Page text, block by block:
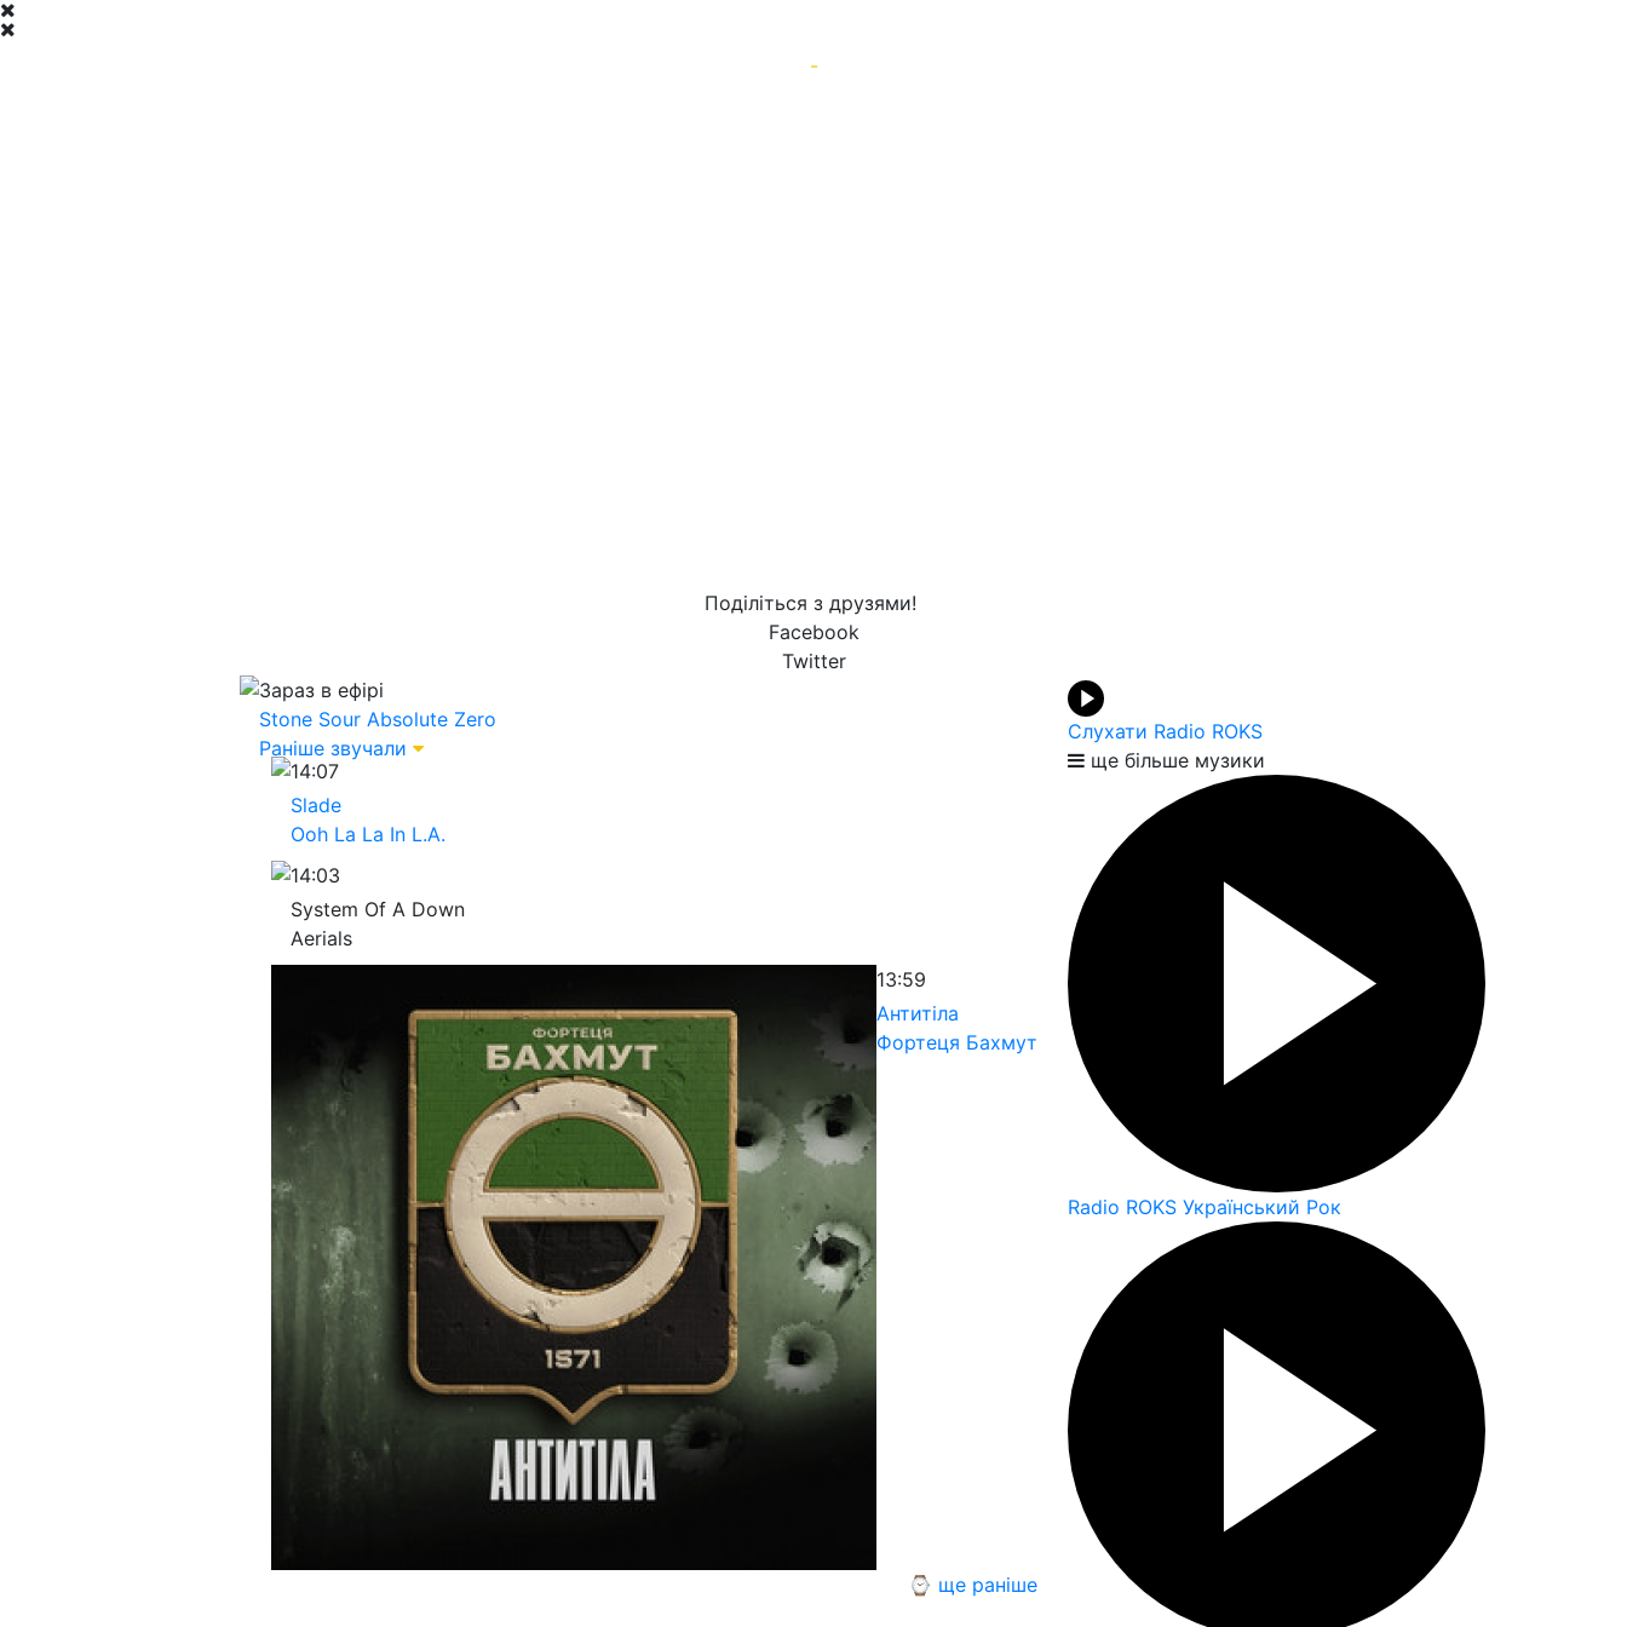
-
Поділіться з друзями!
Facebook
Twitter
Зараз в ефірі
Stone Sour Absolute Zero
Раніше звучали
14:07
Slade
Ooh La La In L.A.
14:03
System Of A Down
Aerials
13:59
Антитіла
Фортеця Бахмут
⌚ ще раніше
Слухати Radio ROKS
ще більше музики
Radio ROKS Український Рок